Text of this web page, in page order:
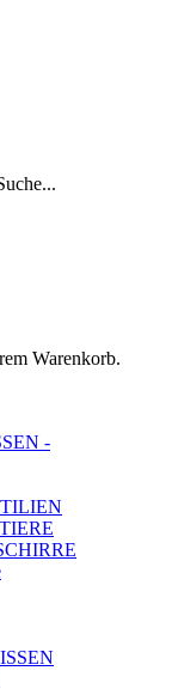
Warenkorb.
-